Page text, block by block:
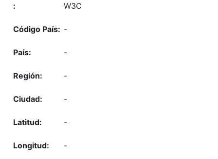
W3C
-
-
-
-
-
-